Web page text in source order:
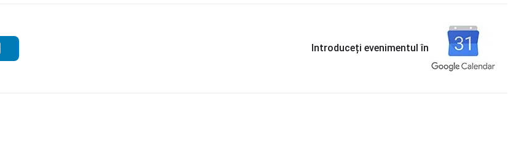
Introduceți evenimentul în